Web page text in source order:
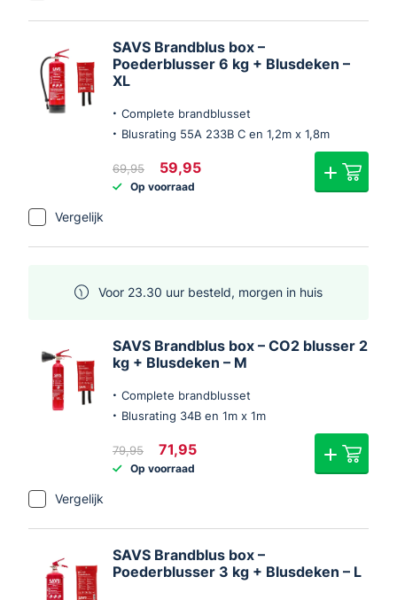
SAVS Brandblus box –
Poederblusser 6 kg + Blusdeken –
XL
Complete brandblusset
Blusrating 55A 233B C en 1,2m x 1,8m
69,95
Oorspronkelijke
prijs
was:
59,95
Op voorraad
Vergelijk
Voor 23.30 uur besteld, morgen in huis
SAVS Brandblus box – CO2 blusser 2
kg + Blusdeken – M
Complete brandblusset
Blusrating 34B en 1m x 1m
79,95
Oorspronkelijke
prijs
was:
71,95
Op voorraad
Vergelijk
SAVS Brandblus box –
Poederblusser 3 kg + Blusdeken – L